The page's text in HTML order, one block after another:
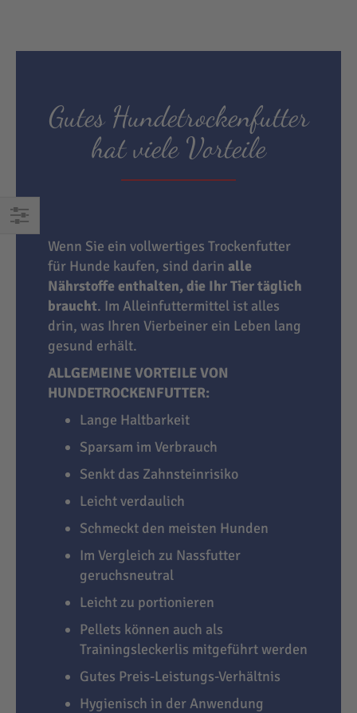
EINKAUFEN
Gutes Hundetrockenfutter
hat viele Vorteile
Wenn Sie ein vollwertiges Trockenfutter
für Hunde kaufen, sind darin alle
Nährstoffe enthalten, die Ihr Tier täglich
braucht. Im Alleinfuttermittel ist alles
drin, was Ihren Vierbeiner ein Leben lang
gesund erhält.
ALLGEMEINE VORTEILE VON
HUNDETROCKENFUTTER:
Lange Haltbarkeit
Sparsam im Verbrauch
Senkt das Zahnsteinrisiko
Leicht verdaulich
Schmeckt den meisten Hunden
Im Vergleich zu Nassfutter
geruchsneutral
Leicht zu portionieren
Pellets können auch als
Trainingsleckerlis mitgeführt werden
Gutes Preis-Leistungs-Verhältnis
Hygienisch in der Anwendung